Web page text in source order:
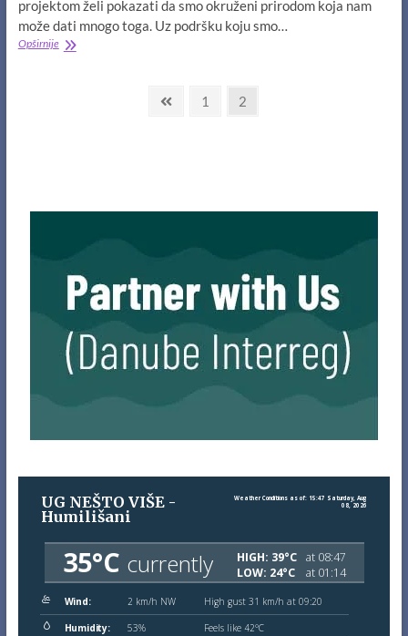
projektom želi pokazati da smo okruženi prirodom koja nam
može dati mnogo toga. Uz podršku koju smo…
OpširnijeInstalirali
Previous
Page
1 Page
2